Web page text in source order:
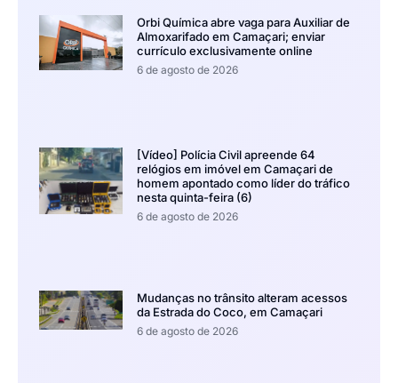
Orbi Química abre vaga para Auxiliar de
Almoxarifado em Camaçari; enviar
currículo exclusivamente online
6 de agosto de 2026
[Vídeo] Polícia Civil apreende 64
relógios em imóvel em Camaçari de
homem apontado como líder do tráfico
nesta quinta-feira (6)
6 de agosto de 2026
Mudanças no trânsito alteram acessos
da Estrada do Coco, em Camaçari
6 de agosto de 2026